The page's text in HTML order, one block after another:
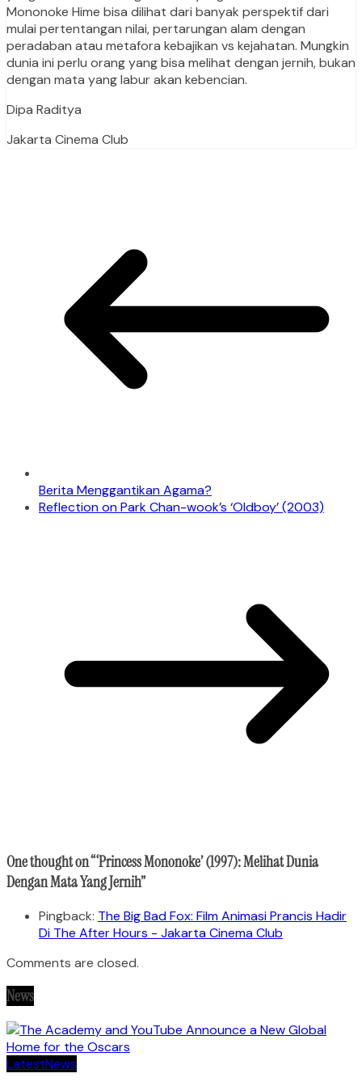
Mononoke Hime bisa dilihat dari banyak perspektif dari
mulai pertentangan nilai, pertarungan alam dengan
peradaban atau metafora kebajikan vs kejahatan. Mungkin
dunia ini perlu orang yang bisa melihat dengan jernih, bukan
dengan mata yang labur akan kebencian.
Dipa Raditya
Jakarta Cinema Club
Berita Menggantikan Agama?
Reflection on Park Chan-wook’s ‘Oldboy’ (2003)
One thought on “‘Princess Mononoke’ (1997): Melihat Dunia
Dengan Mata Yang Jernih”
Pingback: The Big Bad Fox: Film Animasi Prancis Hadir
Di The After Hours - Jakarta Cinema Club
Comments are closed.
News
LatestNews